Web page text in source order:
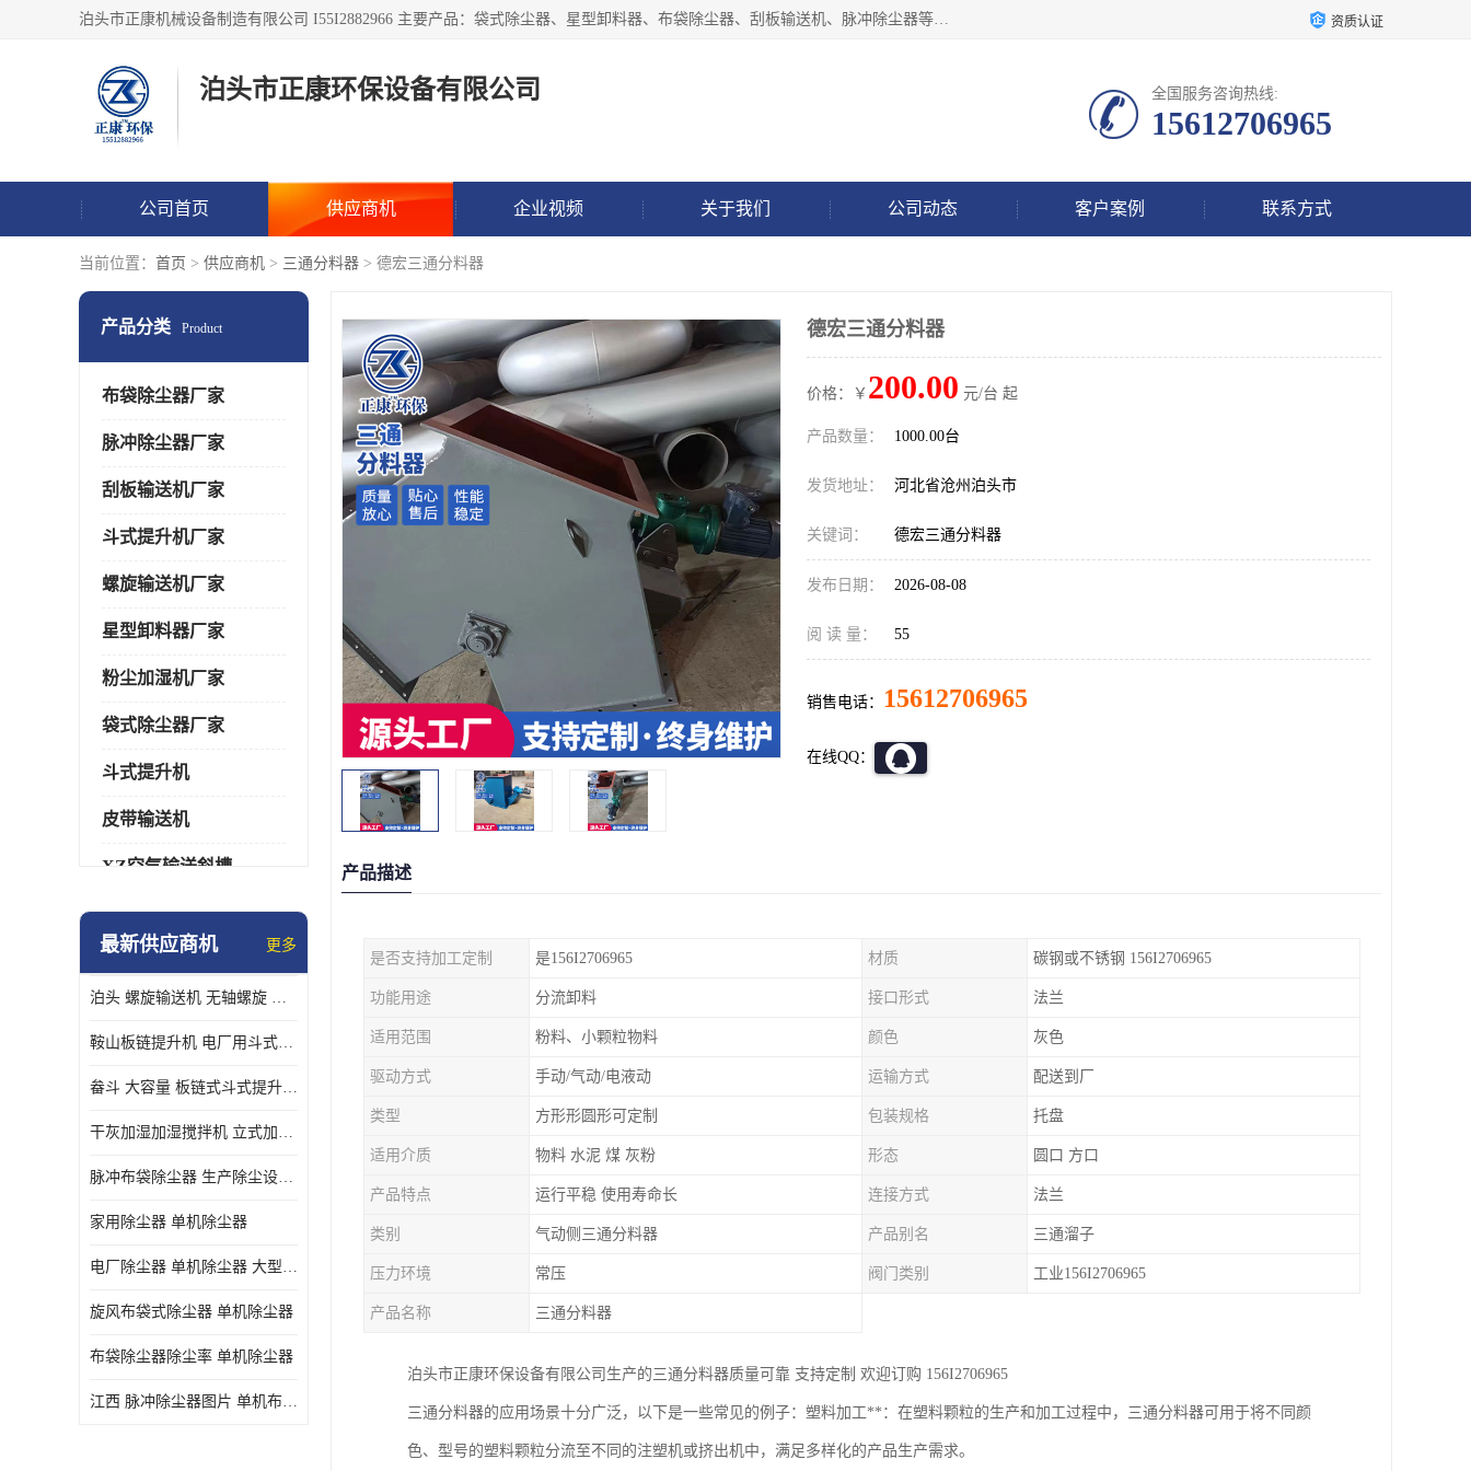
泊头市正康机械设备制造有限公司 I55I2882966 主要产品：袋式除尘器、星型卸料器、布袋除尘器、刮板输送机、脉冲除尘器等产品厂家。公司拥有研发人才和技术专员，有丰厚的物质资源和人力资源，公司结合客户现场使用要求采用计算机辅助制图，并根据客户的需求为之选型，提供有限的设计方案，以满足客户的使用需求。I56I27O6965 资质认证
泊头市正康环保设备有限公司 全国服务咨询热线:
15612706965
公司首页 供应商机 企业视频 关于我们 公司动态 客户案例 联系方式
当前位置： 首页 > 供应商机 > 三通分料器 > 德宏三通分料器
产品分类 Product
布袋除尘器厂家
脉冲除尘器厂家
刮板输送机厂家
斗式提升机厂家
螺旋输送机厂家
星型卸料器厂家
粉尘加湿机厂家
袋式除尘器厂家
斗式提升机
皮带输送机
XZ空气输送斜槽
通风蝶阀/百叶阀
气旋混动喷淋塔
N-TGD钢丝胶带斗式提升机
最新供应商机 更多
泊头 螺旋输送机 无轴螺旋 污泥螺旋输送机 规格齐全
鞍山板链提升机 电厂用斗式提升机 规格齐全
畚斗 大容量 板链式斗式提升机 正康斗提机厂家
干灰加湿加湿搅拌机 立式加湿机消化机 双轴
脉冲布袋除尘器 生产除尘设备厂家
家用除尘器 单机除尘器
电厂除尘器 单机除尘器 大型除尘器制作厂家
旋风布袋式除尘器 单机除尘器
布袋除尘器除尘率 单机除尘器
江西 脉冲除尘器图片 单机布袋除尘器 规格齐全
德宏三通分料器
价格：￥ 200.00 元/台 起
产品数量： 1000.00台
发货地址： 河北省沧州泊头市
关键词： 德宏三通分料器
发布日期： 2026-08-08
阅 读 量： 55
销售电话： 15612706965
在线QQ：
产品描述
是否支持加工定制 是156I2706965 材质 碳钢或不锈钢 156I2706965
功能用途 分流卸料 接口形式 法兰
适用范围 粉料、小颗粒物料 颜色 灰色
驱动方式 手动/气动/电液动 运输方式 配送到厂
类型 方形形圆形可定制 包装规格 托盘
适用介质 物料 水泥 煤 灰粉 形态 圆口 方口
产品特点 运行平稳 使用寿命长 连接方式 法兰
类别 气动侧三通分料器 产品别名 三通溜子
压力环境 常压 阀门类别 工业156I2706965
产品名称 三通分料器
泊头市正康环保设备有限公司生产的三通分料器质量可靠 支持定制 欢迎订购 156I2706965
三通分料器的应用场景十分广泛，以下是一些常见的例子：塑料加工**：在塑料颗粒的生产和加工过程中，三通分料器可用于将不同颜
色、型号的塑料颗粒分流至不同的注塑机或挤出机中，满足多样化的产品生产需求。